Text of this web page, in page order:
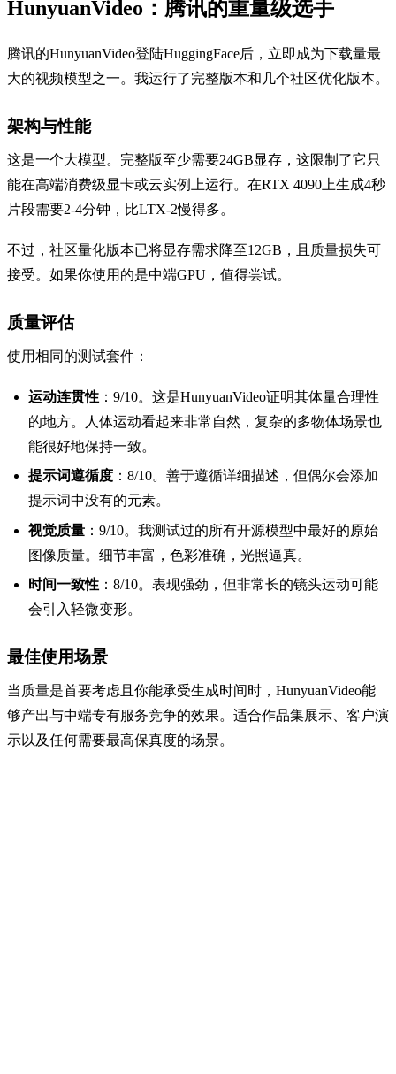
HunyuanVideo：腾讯的重量级选手
腾讯的HunyuanVideo登陆HuggingFace后，立即成为下载量最
大的视频模型之一。我运行了完整版本和几个社区优化版本。
架构与性能
这是一个大模型。完整版至少需要24GB显存，这限制了它只
能在高端消费级显卡或云实例上运行。在RTX 4090上生成4秒
片段需要2-4分钟，比LTX-2慢得多。
不过，社区量化版本已将显存需求降至12GB，且质量损失可
接受。如果你使用的是中端GPU，值得尝试。
质量评估
使用相同的测试套件：
运动连贯性 ：9/10。这是HunyuanVideo证明其体量合理性
的地方。人体运动看起来非常自然，复杂的多物体场景也
能很好地保持一致。
提示词遵循度 ：8/10。善于遵循详细描述，但偶尔会添加
提示词中没有的元素。
视觉质量 ：9/10。我测试过的所有开源模型中最好的原始
图像质量。细节丰富，色彩准确，光照逼真。
时间一致性 ：8/10。表现强劲，但非常长的镜头运动可能
会引入轻微变形。
最佳使用场景
当质量是首要考虑且你能承受生成时间时，HunyuanVideo能
够产出与中端专有服务竞争的效果。适合作品集展示、客户演
示以及任何需要最高保真度的场景。